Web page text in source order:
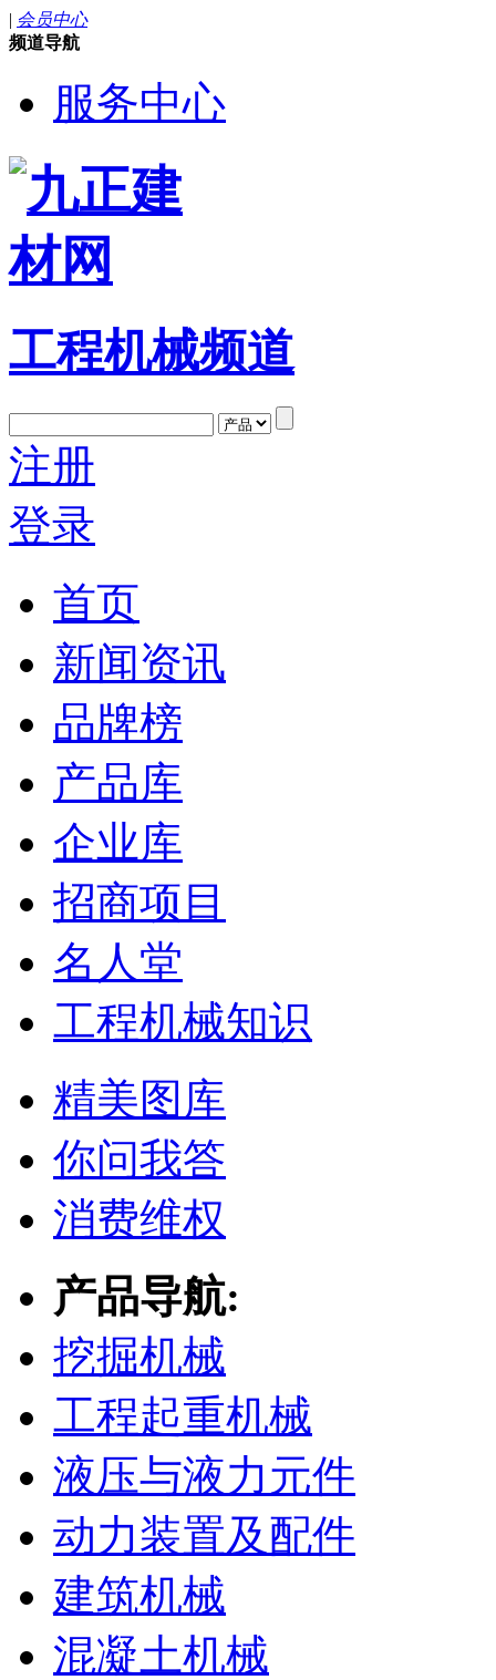
| 会员中心
频道导航
服务中心
工程机械频道
注册
登录
首页
新闻资讯
品牌榜
产品库
企业库
招商项目
名人堂
工程机械知识
精美图库
你问我答
消费维权
产品导航:
挖掘机械
工程起重机械
液压与液力元件
动力装置及配件
建筑机械
混凝土机械